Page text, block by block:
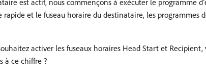
est actif, nous commençons à exécuter le programme
rapide et le fuseau horaire du destinataire, les programmes
activer les fuseaux horaires Head Start et
à ce chiffre ?